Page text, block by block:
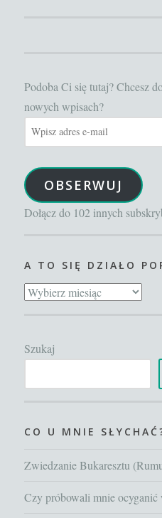
Podoba Ci się tutaj? Chcesz
nowych wpisach?
Wpisz
adres
mail
OBSERWUJ
Dołącz do 102 innych
A TO SIĘ DZIAŁO
A
działo
Szukaj
CO U MNIE
Zwiedzanie Bukaresztu
Czy próbowali mnie